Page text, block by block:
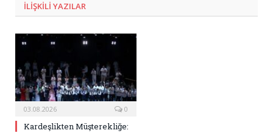
ILIŞKILI YAZILAR
03.08.2026 0
Kardeşlikten Müşterekliğe: